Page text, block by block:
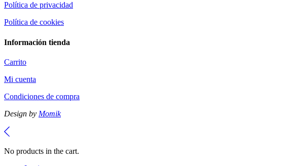
Política de privacidad
Política de cookies
Información tienda
Carrito
Mi cuenta
Condiciones de compra
Design by Momik
No products in the cart.